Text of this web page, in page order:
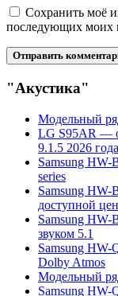
Сохранить моё
последующих моих
"Акустика"
Модельный
LG S95AR —
9.1.5 2026 года
Samsung HW-
series
Samsung HW-
доступной
Samsung HW-
звуком 5.1
Samsung HW-
Dolby Atmos
Модельный
Samsung HW-